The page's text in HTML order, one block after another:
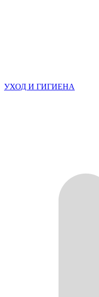
УХОД И ГИГИЕНА